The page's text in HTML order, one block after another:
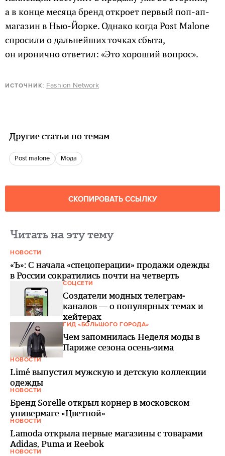
а в конце месяца бренд откроет первый поп-ап-
магазин в Нью-Йорке. Однако когда Post Malone
спросили о дальнейших точках сбыта,
он иронично ответил: «Это хороший вопрос».
ИСТОЧНИК: Fashion Network
Другие статьи по темам
post malone мода
СКОПИРОВАТЬ ССЫЛКУ
Читать на эту тему
НОВОСТИ
«Ъ»: С начала «спецоперации» продажи одежды
в России сократились почти на четверть
СОЦСЕТИ
Создатели модных телеграм-
каналов — о популярных темах и
хейтерах
ГИД «БОЛЬШОГО ГОРОДА»
Чем запомнилась Неделя моды в
Париже сезона осень-зима
НОВОСТИ
Limé выпустил мужскую и детскую коллекции
одежды
НОВОСТИ
Бренд Sorelle открыл корнер в московском
универмаге «Цветной»
НОВОСТИ
Lamoda открыла первые магазины с товарами
Adidas, Puma и Reebok
НОВОСТИ